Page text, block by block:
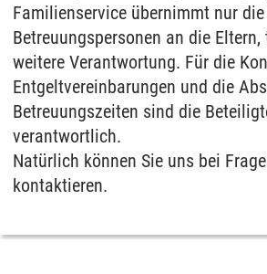
Familienservice übernimmt nur
Betreuungspersonen an die
weitere Verantwortung. Für die
Entgeltvereinbarungen und die
Betreuungszeiten sind die
verantwortlich.
Natürlich können Sie uns bei
kontaktieren.